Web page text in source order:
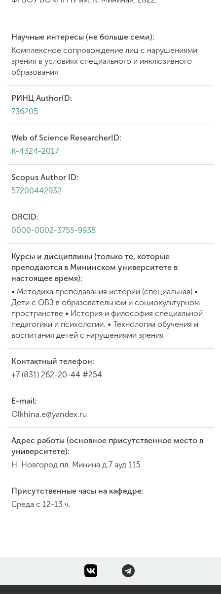
Научные интересы (не больше семи):
Комплексное сопровождение лиц с нарушениями
зрения в условиях специального и инклюзивного
образования
РИНЦ AuthorID:
736205
Web of Science ResearcherID:
K-4324-2017
Scopus Author ID:
57200442932
ORCID:
0000-0002-3755-9938
Курсы и дисциплины (только те, которые
преподаются в Мининском университете в
настоящее время):
• Методика преподавания истории (специальная) •
Дети с ОВЗ в образовательном и социокультурном
пространстве • История и философия специальной
педагогики и психологии. • Технологии обучения и
воспитания детей с нарушениями зрения
Контактный телефон:
+7 (831) 262-20-44 #254
E-mail:
Olkhina.e@yandex.ru
Адрес работы (основное присутственное место в
университете):
Н. Новгород пл. Минина д.7 ауд 115
Присутственные часы на кафедре:
Среда с 12-13 ч.